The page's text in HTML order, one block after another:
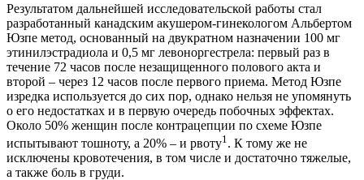
Результатом дальнейшей исследовательской работы стал
разработанный канадским акушером-гинекологом Альбертом
Юзпе метод, основанный на двукратном назначении 100 мг
этинилэстрадиола и 0,5 мг левоноргестрела: первый раз в
течение 72 часов после незащищенного полового акта и
второй – через 12 часов после первого приема. Метод Юзпе
изредка используется до сих пор, однако нельзя не упомянуть
о его недостатках и в первую очередь побочных эффектах.
Около 50% женщин после контрацепции по схеме Юзпе
испытывают тошноту, а 20% – и рвоту1 . К тому же не
исключены кровотечения, в том числе и достаточно тяжелые,
а также боль в груди.